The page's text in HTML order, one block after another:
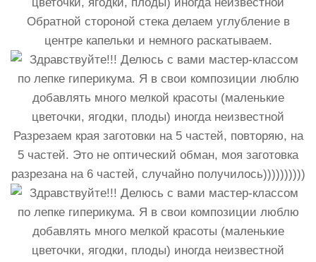
Обратной стороной стека делаем углубление в
центре капельки и немного раскатываем.
Разрезаем края заготовки на 5 частей, повторяю, на
5 частей. Это не оптический обман, моя заготовка
разрезана на 6 частей, случайно получилось))))))))))